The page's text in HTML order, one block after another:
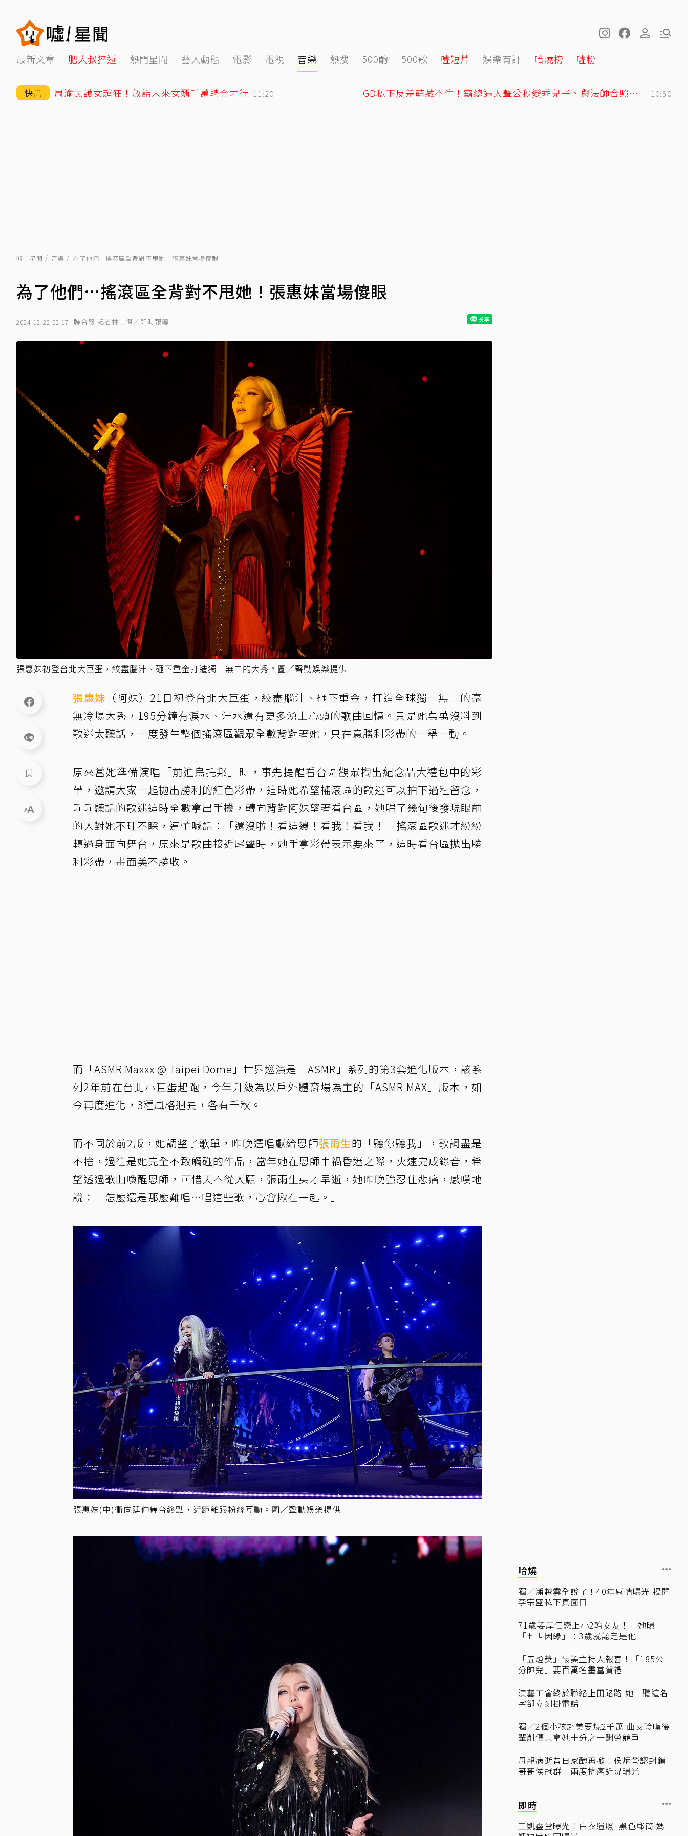
最新文章 肥大叔猝逝 熱門星聞 藝人動態 電影 電視 音樂 熱搜 500齣 500歌 噓短片 娛樂有評 哈燒榜 噓粉
快訊 周渝民護女超狂！放話未來女婿千萬聘金才行 11:20 GD私下反差萌藏不住！霸總遇大聲公秒變乖兒子、與法師合照掀網暴動 10:50
噓！星聞 音樂 為了他們…搖滾區全背對不甩她！張惠妹當場傻眼
為了他們…搖滾區全背對不甩她！張惠妹當場傻眼
2024-12-22 02:17 聯合報 記者林士傑／即時報導
張惠妹初登台北大巨蛋，絞盡腦汁、砸下重金打造獨一無二的大秀。圖／聲動娛樂提供
張惠妹 （阿妹）21日初登台北大巨蛋，絞盡腦汁、砸下重金，打造全球獨一無二的毫
無冷場大秀，195分鐘有淚水、汗水還有更多湧上心頭的歌曲回憶。只是她萬萬沒料到
歌迷太聽話，一度發生整個搖滾區觀眾全數背對著她，只在意勝利彩帶的一舉一動。
原來當她準備演唱「前進烏托邦」時，事先提醒看台區觀眾掏出紀念品大禮包中的彩
帶，邀請大家一起拋出勝利的紅色彩帶，這時她希望搖滾區的歌迷可以拍下過程留念，
乖乖聽話的歌迷這時全數拿出手機，轉向背對阿妹望著看台區，她唱了幾句後發現眼前
的人對她不理不睬，連忙喊話：「還沒啦！看這邊！看我！看我！」搖滾區歌迷才紛紛
轉過身面向舞台，原來是歌曲接近尾聲時，她手拿彩帶表示要來了，這時看台區拋出勝
利彩帶，畫面美不勝收。
而「ASMR Maxxx @ Taipei Dome」世界巡演是「ASMR」系列的第3套進化版本，該系
列2年前在台北小巨蛋起跑，今年升級為以戶外體育場為主的「ASMR MAX」版本，如
今再度進化，3種風格迥異，各有千秋。
而不同於前2版，她調整了歌單，昨晚選唱獻給恩師張雨生的「聽你聽我」，歌詞盡是
不捨，過往是她完全不敢觸碰的作品，當年她在恩師車禍昏迷之際，火速完成錄音，希
望透過歌曲喚醒恩師，可惜天不從人願，張雨生英才早逝，她昨晚強忍住悲痛，感嘆地
說：「怎麼還是那麼難唱…唱這些歌，心會揪在一起。」
張惠妹(中)衝向延伸舞台終點，近距離跟粉絲互動。圖／聲動娛樂提供
哈燒
獨／潘越雲全說了！40年感情曝光 揭開
李宗盛私下真面目
71歲姜厚任戀上小2輪女友！ 她曝
「七世因緣」：3歲就認定是他
「五燈獎」最美主持人報喜！「185公
分帥兒」要百萬名畫當賀禮
演藝工會終於聯絡上田路路 她一聽這名
字卻立刻掛電話
獨／2個小孩赴美要燒2千萬 曲艾玲嘆後
輩削價只拿她十分之一酬勞競爭
母親病逝昔日家醜再掀！侯炳瑩認封鎖
哥哥侯冠群 兩度抗癌近況曝光
即時
王凱靈堂曝光！白衣遺照+黑色郵筒 媽